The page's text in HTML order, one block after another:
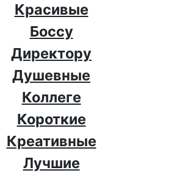
Красивые
Боссу
Директору
Душевные
Коллеге
Короткие
Креативные
Лучшие